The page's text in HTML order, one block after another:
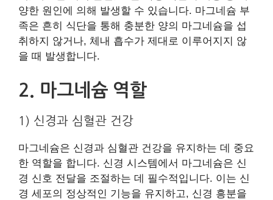
양한 원인에 의해 발생할 수 있습니다. 마그네슘 부
족은 흔히 식단을 통해 충분한 양의 마그네슘을 섭
취하지 않거나, 체내 흡수가 제대로 이루어지지 않
을 때 발생합니다.
2. 마그네슘 역할
1) 신경과 심혈관 건강
마그네슘은 신경과 심혈관 건강을 유지하는 데 중요
한 역할을 합니다. 신경 시스템에서 마그네슘은 신
경 신호 전달을 조절하는 데 필수적입니다. 이는 신
경 세포의 정상적인 기능을 유지하고, 신경 흥분을